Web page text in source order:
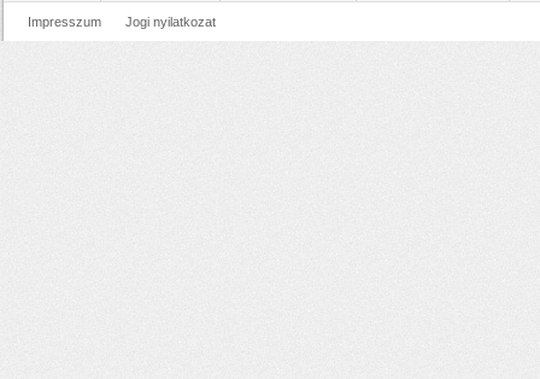
Impresszum Jogi nyilatkozat